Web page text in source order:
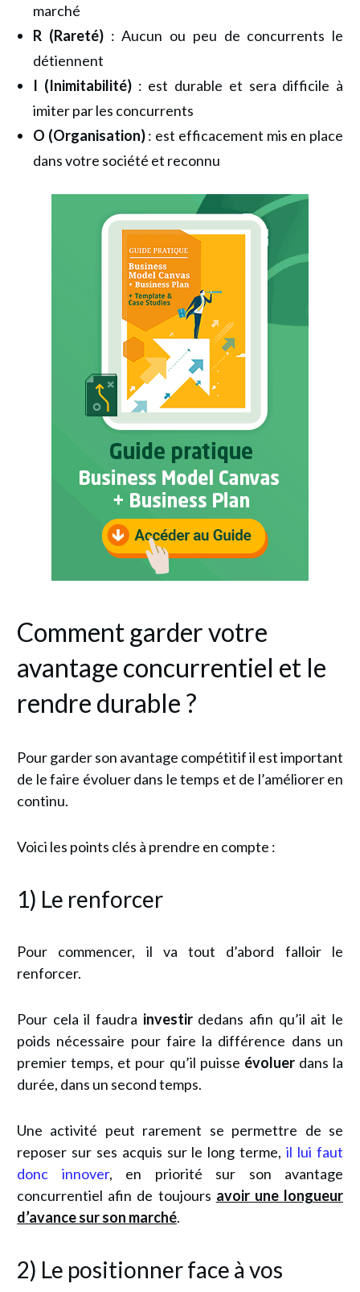
marché
R (Rareté) : Aucun ou peu de concurrents le
détiennent
I (Inimitabilité) : est durable et sera difficile à
imiter par les concurrents
O (Organisation): est efficacement mis en place
dans votre société et reconnu
Comment garder votre
avantage concurrentiel et le
rendre durable ?
Pour garder son avantage compétitif il est important
de le faire évoluer dans le temps et de l’améliorer en
continu.
Voici les points clés à prendre en compte :
1) Le renforcer
Pour commencer, il va tout d’abord falloir le
renforcer.
Pour cela il faudra investir dedans afin qu’il ait le
poids nécessaire pour faire la différence dans un
premier temps, et pour qu’il puisse évoluer dans la
durée, dans un second temps.
Une activité peut rarement se permettre de se
reposer sur ses acquis sur le long terme,il lui faut
donc innover, en priorité sur son avantage
concurrentiel afin de toujours avoir une longueur
d’avance sur son marché.
2) Le positionner face à vos